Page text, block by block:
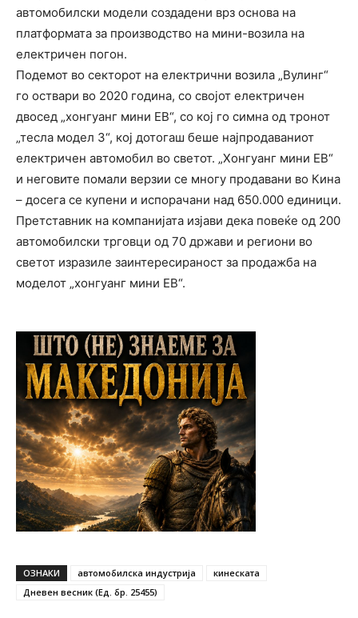
автомобилски модели создадени врз основа на
платформата за производство на мини-возила на
електричен погон.
Подемот во секторот на електрични возила „Вулинг“
го оствари во 2020 година, со својот електричен
двосед „хонгуанг мини ЕВ“, со кој го симна од тронот
„тесла модел 3“, кој дотогаш беше најпродаваниот
електричен автомобил во светот. „Хонгуанг мини ЕВ“
и неговите помали верзии се многу продавани во Кина
– досега се купени и испорачани над 650.000 единици.
Претставник на компанијата изјави дека повеќе од 200
автомобилски трговци од 70 држави и региони во
светот изразиле заинтересираност за продажба на
моделот „хонгуанг мини ЕВ“.
ОЗНАКИ автомобилска индустрија
кинеската
Дневен весник (Ед. бр. 25455)